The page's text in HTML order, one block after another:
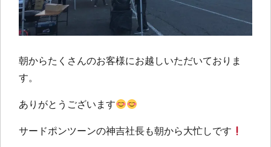
朝からたくさんのお客様にお越しいただいておりま
す。
ありがとうございます
サードポンツーンの神吉社長も朝から大忙しです